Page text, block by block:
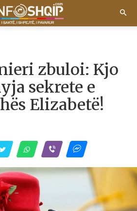
zbuloi: Kjo
sekrete e
Elizabetë!